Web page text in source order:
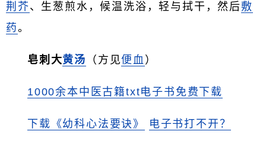
荆芥、生葱煎水，候温洗浴，轻与拭干，然后敷
药。
皂刺大黄汤 （方见便血 ）
1000余本中医古籍txt电子书免费下载
下载《幼科心法要诀》 电子书打不开？